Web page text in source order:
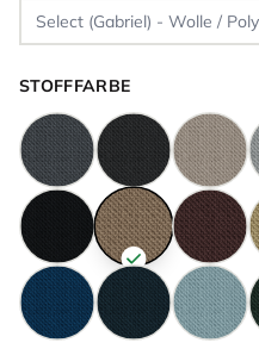
STOFFFARBE